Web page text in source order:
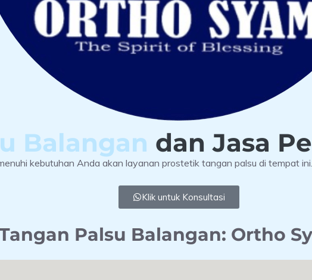
Balangan dan Jasa
kebutuhan Anda akan layanan prostetik tangan palsu di tempat ini.
Klik untuk Konsultasi
Palsu Balangan: Ortho